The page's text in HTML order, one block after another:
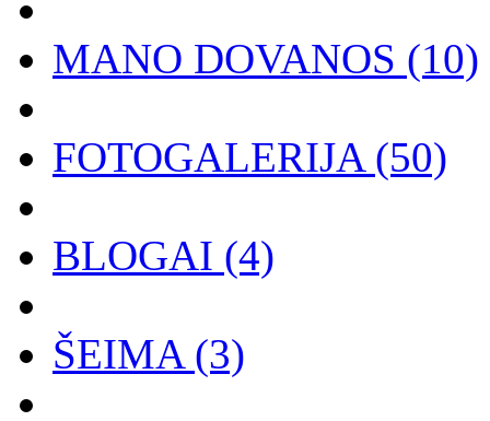
MANO DOVANOS (10)
FOTOGALERIJA(50)
BLOGAI (4)
ŠEIMA(3)